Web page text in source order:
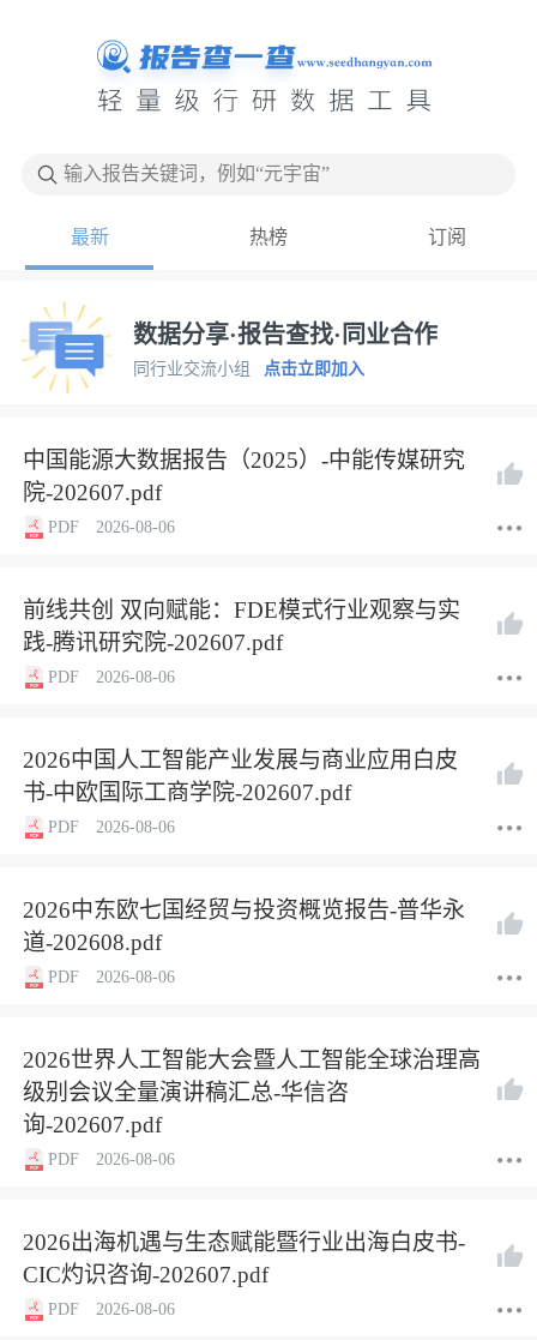
输入报告关键词，例如“元宇宙”
最新 热榜 订阅
数据分享·报告查找·同业合作
同行业交流小组 点击立即加入
中国能源大数据报告（2025）-中能传媒研究
院-202607.pdf
PDF 2026-08-06
前线共创 双向赋能：FDE模式行业观察与实
践-腾讯研究院-202607.pdf
PDF 2026-08-06
2026中国人工智能产业发展与商业应用白皮
书-中欧国际工商学院-202607.pdf
PDF 2026-08-06
2026中东欧七国经贸与投资概览报告-普华永
道-202608.pdf
PDF 2026-08-06
2026世界人工智能大会暨人工智能全球治理高
级别会议全量演讲稿汇总-华信咨
询-202607.pdf
PDF 2026-08-06
2026出海机遇与生态赋能暨行业出海白皮书-
CIC灼识咨询-202607.pdf
PDF 2026-08-06